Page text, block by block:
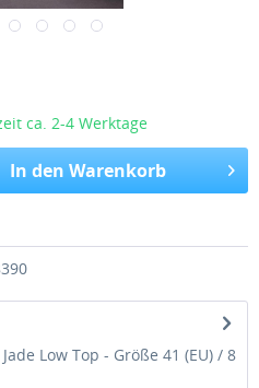
ca. 2-4 Werktage
In den Warenkorb
Low Top - Größe 41 (EU) / 8